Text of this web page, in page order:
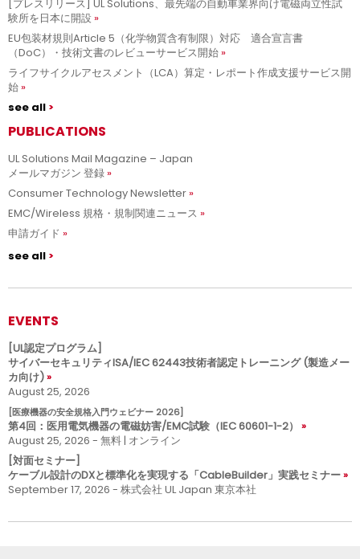
[プレスリリース] UL Solutions、最先端の自動車業界向け電磁両立性試
験所を日本に開設
EU包装材規則Article 5（化学物質含有制限）対応 適合宣言書
（DoC）・技術文書のレビューサービス開始
ライフサイクルアセスメント（LCA）算定・レポート作成支援サービス開
始
see all
PUBLICATIONS
UL Solutions Mail Magazine – Japan
メールマガジン 登録
Consumer Technology Newsletter
EMC/Wireless 規格・規制関連ニュース
申請ガイド
see all
EVENTS
[UL認定プログラム]
サイバーセキュリティISA/IEC 62443技術者認定トレーニング (製造メー
カ向け)
August 25, 2026
[医療機器の安全規格入門ウェビナー 2026]
第4回：医用電気機器の電磁妨害/EMC試験（IEC 60601-1-2）
August 25, 2026 - 無料 | オンライン
[対面セミナー]
ケーブル設計のDXと標準化を実現する「CableBuilder」実践セミナー
September 17, 2026 - 株式会社 UL Japan 東京本社